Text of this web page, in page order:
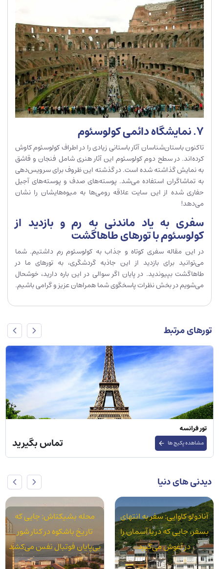
7. نمایشگاه دائمی کولوسئوم
تاکنون باستان‌شناسان آثار باستانی زیادی را در اطراف کولوسئوم کاوش
کرده‌اند. در سطح دوم کولوسئوم این آثار هنری شامل فنجان و قاشق
به نمایش گذاشته شده است. در گذشته این ظروف برای سرویس‌دهی
به تماشاگران استفاده می‌شد. پوسته‌های صدف و پوسته‌های آجیل
حفاری شده از این سایت علاقه رومی‌ها به میوه‌هایشان را نشان
می‌دهد!
سفری به یاد ماندنی به رم و بازدید از
کولوسئوم با تورهای طاهاگشت
در این مقاله سفری کوتاه و جذاب به کولوسئوم رم داشتیم. شما
می‌توانید برای بازدید از این جاذبه گردشگری، به تورهای ما در
طاهاگشت بپیوندید. در پایان اگر سوالی در این باره دارید، خوشحال
می‌شویم در بخش نظرات پاسخگوی شما همراهان عزیز و گرامی باشیم.
تورهای مرتبط
تور روسیه
مشاهده پکیج ها تماس بگیرید
دیدنی های دنیا
محله بشیکتاش: جایی که
تاریخ باشکوه در کنار شور
بی‌پایان فوتبال نفس می‌کشد
محله آکسارای: استانبول
واقعی در سایه قنات‌های رومی